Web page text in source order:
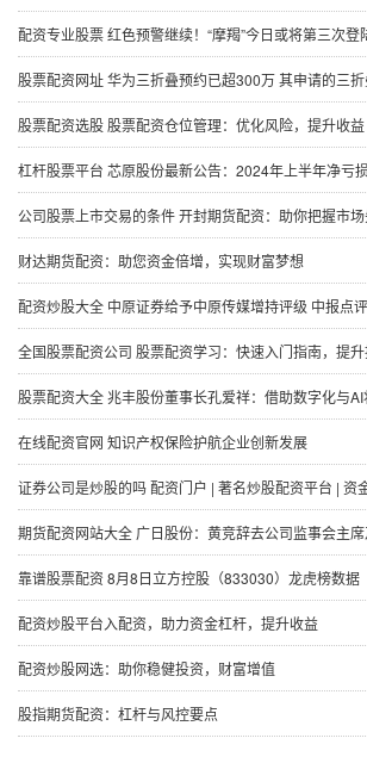
配资专业股票 红色预警继续！“摩羯”今日或将第三次登
股票配资网址 华为三折叠预约已超300万 其申请的三折叠设
股票配资选股 股票配资仓位管理：优化风险，提升收益
杠杆股票平台 芯原股份最新公告：2024年上半年净亏
公司股票上市交易的条件 开封期货配资：助你把握市场先机
财达期货配资：助您资金倍增，实现财富梦想
配资炒股大全 中原证券给予中原传媒增持评级 中报点评：税收政策变化影响短期
全国股票配资公司 股票配资学习：快速入门指南，提
股票配资大全 兆丰股份董事长孔爱祥：借助数字化与AI将“老师
在线配资官网 知识产权保险护航企业创新发展
证券公司是炒股的吗 配资门户 | 著名炒股配资平台 | 资
期货配资网站大全 广日股份：黄竞辞去公司监事会主
靠谱股票配资 8月8日立方控股（833030）龙虎榜数据
配资炒股平台入配资，助力资金杠杆，提升收益
配资炒股网选：助你稳健投资，财富增值
股指期货配资：杠杆与风控要点